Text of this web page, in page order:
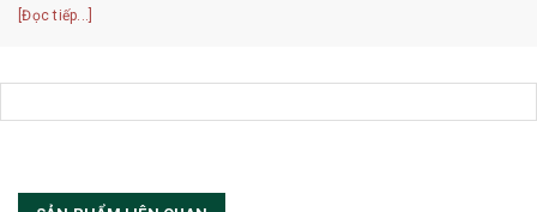
[Đọc tiếp...]